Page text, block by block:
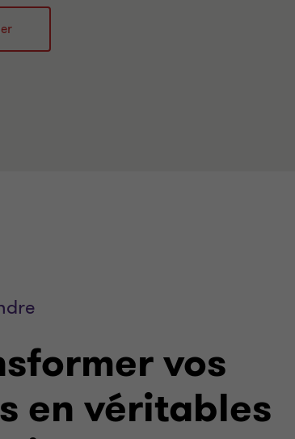
vos
en véritables